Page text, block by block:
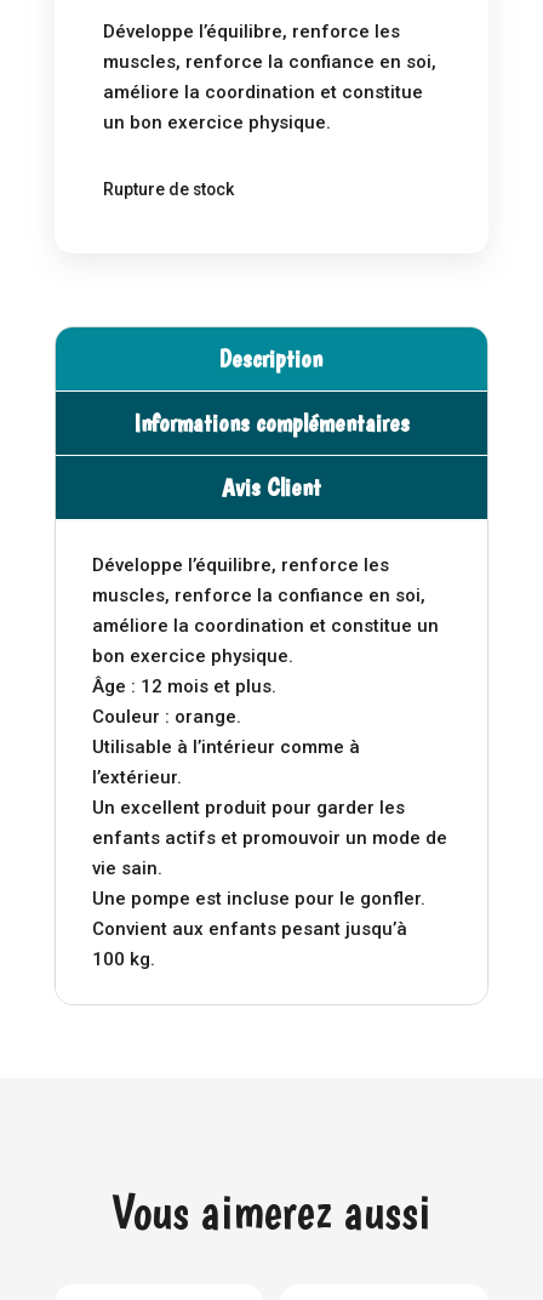
Développe l’équilibre, renforce les
muscles, renforce la confiance en soi,
améliore la coordination et constitue
un bon exercice physique.
Rupture de stock
Description
Informations complémentaires
Avis Client
Développe l’équilibre, renforce les
muscles, renforce la confiance en soi,
améliore la coordination et constitue un
bon exercice physique.
Âge : 12 mois et plus.
Couleur : orange.
Utilisable à l’intérieur comme à
l’extérieur.
Un excellent produit pour garder les
enfants actifs et promouvoir un mode de
vie sain.
Une pompe est incluse pour le gonfler.
Convient aux enfants pesant jusqu’à
100 kg.
Vous aimerez aussi